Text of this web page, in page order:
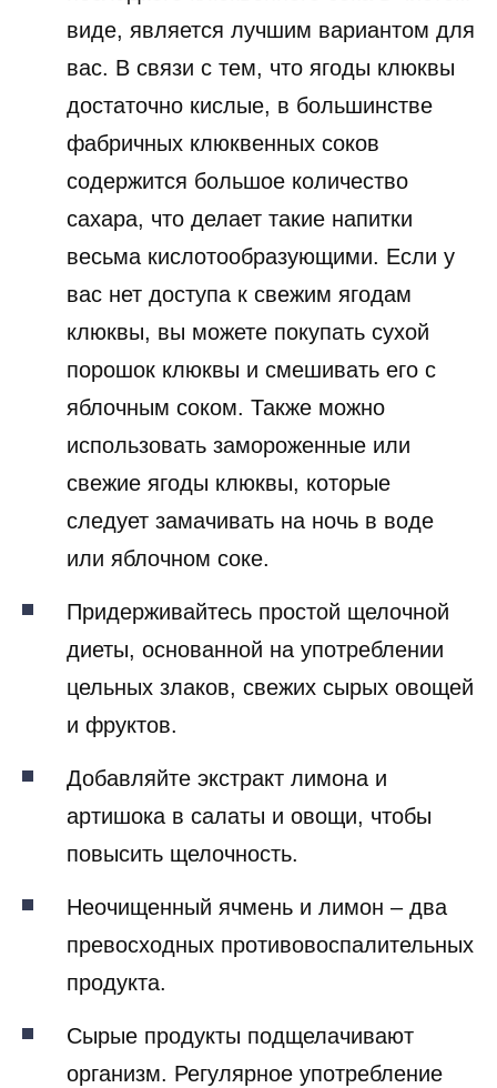
виде, является лучшим вариантом для
вас. В связи с тем, что ягоды клюквы
достаточно кислые, в большинстве
фабричных клюквенных соков
содержится большое количество
сахара, что делает такие напитки
весьма кислотообразующими. Если у
вас нет доступа к свежим ягодам
клюквы, вы можете покупать сухой
порошок клюквы и смешивать его с
яблочным соком. Также можно
использовать замороженные или
свежие ягоды клюквы, которые
следует замачивать на ночь в воде
или яблочном соке.
Придерживайтесь простой щелочной
диеты, основанной на употреблении
цельных злаков, свежих сырых овощей
и фруктов.
Добавляйте экстракт лимона и
артишока в салаты и овощи, чтобы
повысить щелочность.
Неочищенный ячмень и лимон – два
превосходных противовоспалительных
продукта.
Сырые продукты подщелачивают
организм. Регулярное употребление